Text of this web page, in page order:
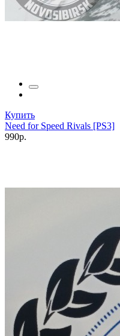
Купить
Need for Speed Rivals [PS3]
990р.